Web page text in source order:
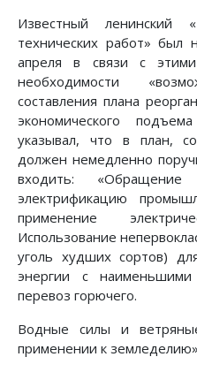
Известный ленинский
технических работ»
апреля в связи с
необходимости
составления плана
экономического
указывал, что в план,
должен немедленно
входить:
электрификацию
применение
Использование
уголь худших сортов)
энергии с
перевоз горючего.
Водные силы и
применении к земледелию»